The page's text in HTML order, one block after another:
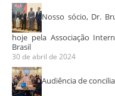
Nosso sócio, Dr.
hoje pela Associação
Brasil
30 de abril de 2024
Audiência de